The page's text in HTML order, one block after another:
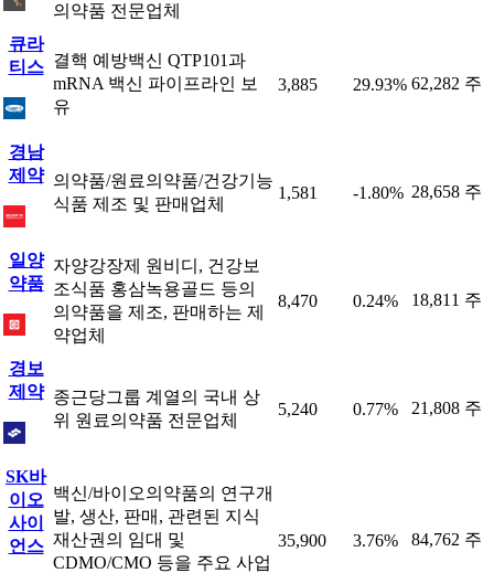
의약품 전문업체
큐라
티스 결핵 예방백신 QTP101과
mRNA 백신 파이프라인 보
유
3,885 29.93% 62,282 주
경남
제약 의약품/원료의약품/건강기능
식품 제조 및 판매업체
1,581 -1.80% 28,658 주
일양
약품
자양강장제 원비디, 건강보
조식품 홍삼녹용골드 등의
의약품을 제조, 판매하는 제
약업체
8,470 0.24% 18,811 주
경보
제약 종근당그룹 계열의 국내 상
위 원료의약품 전문업체
5,240 0.77% 21,808 주
SK바
이오
사이
언스
백신/바이오의약품의 연구개
발, 생산, 판매, 관련된 지식
재산권의 임대 및
CDMO/CMO 등을 주요 사업
35,900 3.76% 84,762 주